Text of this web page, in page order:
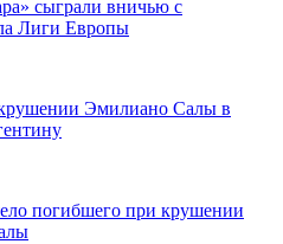
сыграли вничью с
Лиги Европы
Эмилиано Салы в
погибшего при крушении